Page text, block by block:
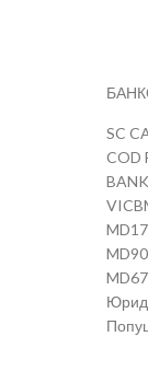
SC
COD